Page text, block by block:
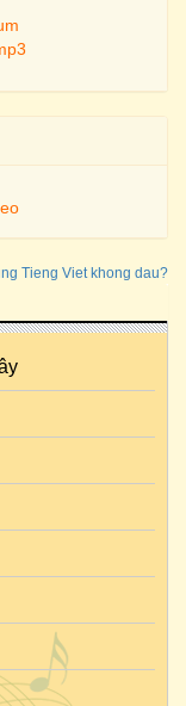
Tieng Viet khong dau?